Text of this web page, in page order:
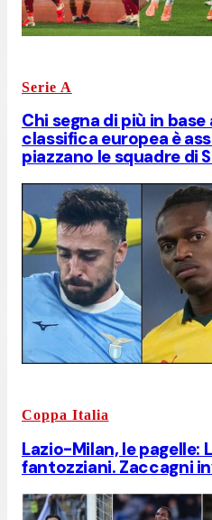
Serie A
Chi segna di più in
classifica europea è
piazzano le squadre di
Coppa Italia
Lazio-Milan, le pagelle:
fantozziani. Zaccagni